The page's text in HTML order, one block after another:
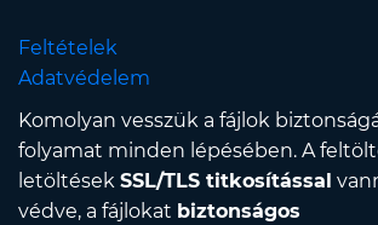
Feltételek
Adatvédelem
Komolyan vesszük a fájlok
folyamat minden lépésében. A
letöltések SSL/TLS titkosítással
védve, a fájlokat biztonságos